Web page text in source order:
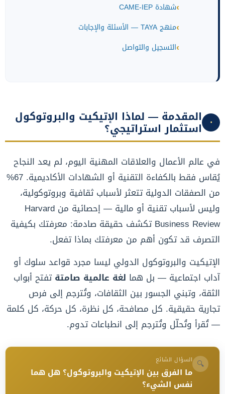
شهادة CAME-IEP
منهج TAYA — الأسئلة والإجابات
التسجيل والتواصل
٠ المقدمة — لماذا الإتيكيت والبروتوكول
استثمار استراتيجي؟
في عالم الأعمال والعلاقات المهنية اليوم، لم يعد النجاح
يُقاس فقط بالكفاءة التقنية أو الشهادات الأكاديمية. 67%
من الصفقات الدولية تتعثر لأسباب ثقافية وبروتوكولية،
وليس لأسباب تقنية أو مالية — إحصائية من Harvard
Business Review تكشف حقيقة صادمة: معرفتك بكيفية
التصرف قد تكون أهم من معرفتك بماذا تفعل.
الإتيكيت والبروتوكول الدولي ليسا مجرد قواعد سلوك أو
آداب اجتماعية — بل هما لغة عالمية صامتة تفتح أبواب
الثقة، وتبني الجسور بين الثقافات، وتُترجم إلى فرص
تجارية حقيقية. كل مصافحة، كل نظرة، كل حركة، كل كلمة
— تُقرأ وتُحلّل وتُترجم إلى انطباعات تدوم.
🔍 السؤال الشائع
ما الفرق بين الإتيكيت والبروتوكول؟ هل هما
نفس الشيء؟